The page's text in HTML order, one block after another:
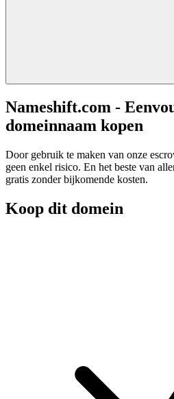
Nameshift.com -
domeinnaam kopen
Door gebruik te maken van onze
geen enkel risico. En het beste van
gratis zonder bijkomende kosten.
Koop dit domein